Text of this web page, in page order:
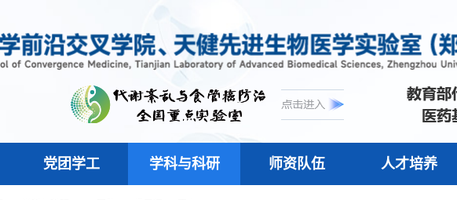
党团学工 学科与科研 师资队伍 人才培养